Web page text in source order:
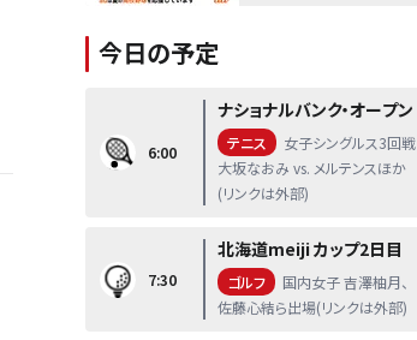
今日の予定
6:00
ナショナルバンク・オープン
テニス
女子シングルス3回戦
大坂なおみ vs. メルテンスほか
(リンクは外部)
7:30
北海道meiji カップ2日目
ゴルフ
国内女子 吉澤柚月、
佐藤心結ら出場(リンクは外部)